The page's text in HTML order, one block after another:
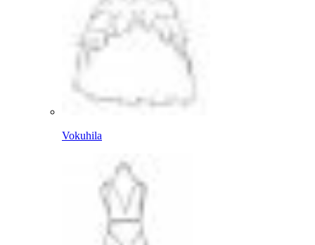
Vokuhila